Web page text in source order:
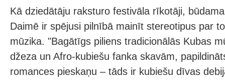
Kā dziedātāju raksturo festivāla rīkotāji,
Daimē ir spējusi pilnībā mainīt stereotipus par
mūzika. "Bagātīgs piliens tradicionālās Kubas
džeza un Afro-kubiešu fanka skavām,
romances pieskaņu – tāds ir kubiešu dīvas